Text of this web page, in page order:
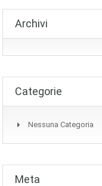
Archivi
Categorie
Nessuna Categoria
Meta